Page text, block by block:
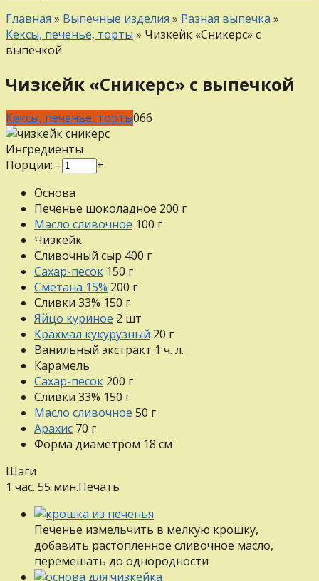
Главная » Выпечные изделия » Разная выпечка »
Кексы, печенье, торты » Чизкейк «Сникерс» с
выпечкой
Чизкейк «Сникерс» с выпечкой
Кексы, печенье, торты066
Ингредиенты
Порции: –
+
Основа
Печенье шоколадное 200 г
Масло сливочное 100 г
Чизкейк
Сливочный сыр 400 г
Сахар-песок 150 г
Сметана 15% 200 г
Сливки 33% 150 г
Яйцо куриное 2 шт
Крахмал кукурузный 20 г
Ванильный экстракт 1 ч. л.
Карамель
Сахар-песок 200 г
Сливки 33% 150 г
Масло сливочное 50 г
Арахис 70 г
Форма диаметром 18 см
Шаги
1 час. 55 мин.Печать
Печенье измельчить в мелкую крошку,
добавить растопленное сливочное масло,
перемешать до однородности